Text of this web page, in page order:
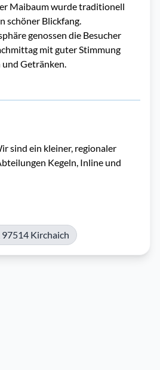
Maibaum wurde traditionell
schöner Blickfang.
genossen die Besucher
mit guter Stimmung
und Getränken.
sind ein kleiner, regionaler
Kegeln, Inline und
Kirchaich